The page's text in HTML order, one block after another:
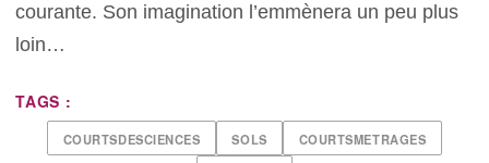
courante. Son imagination l’emmènera un peu plus
loin…
TAGS :
COURTSDESCIENCES SOLS COURTSMETRAGES